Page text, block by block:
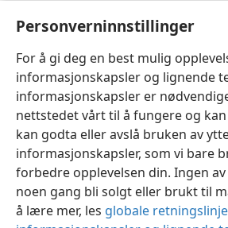
Personverninnstillinger
For å gi deg en best mulig
informasjonskapsler og lignende
informasjonskapsler er
nettstedet vårt til å fungere og kan
kan godta eller avslå bruken av
informasjonskapsler, som vi bare
forbedre opplevelsen din. Ingen
noen gang bli solgt eller brukt til
å lære mer, les globale
tillatelse av Richard Wallace
Norsk Del
Copyright© 2026 Watch Tower Bible and Tract
Vilkår for bruk Personvern
Logg inn